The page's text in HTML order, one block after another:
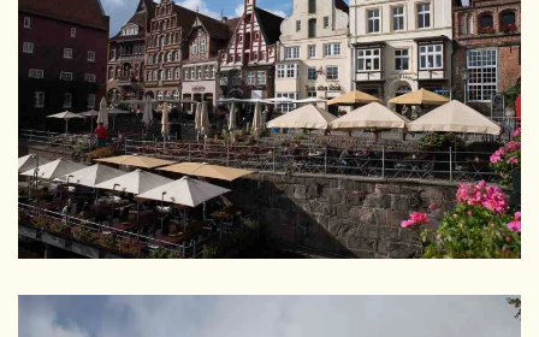
GRÖSSER